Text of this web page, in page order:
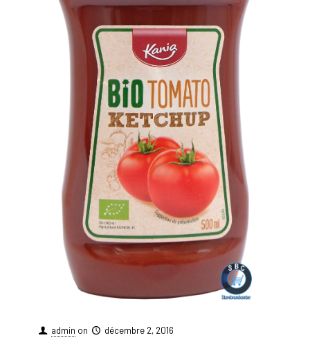
admin on décembre 2, 2016